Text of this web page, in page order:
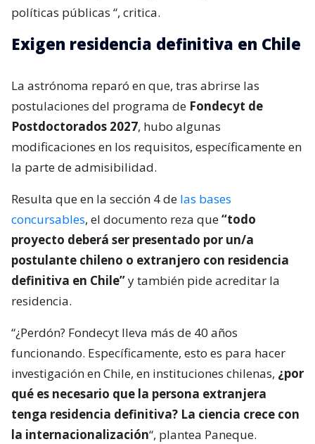
políticas públicas “, critica.
Exigen residencia definitiva en Chile
La astrónoma reparó en que, tras abrirse las
postulaciones del programa de Fondecyt de
Postdoctorados 2027, hubo algunas
modificaciones en los requisitos, específicamente en
la parte de admisibilidad.
Resulta que en la sección 4 de las bases
concursables, el documento reza que“todo
proyecto deberá ser presentado por un/a
postulante chileno o extranjero con residencia
definitiva en Chile”y también pide acreditar la
residencia.
“¿Perdón? Fondecyt lleva más de 40 años
funcionando. Específicamente, esto es para hacer
investigación en Chile, en instituciones chilenas, ¿por
qué es necesario que la persona extranjera
tenga residencia definitiva? La ciencia crece con
la internacionalización“, plantea Paneque.